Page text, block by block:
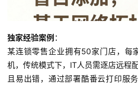
独家经验案例 ：
某连锁零售企业拥有50家门店，每
机，传统模式下，IT人员需逐店远程
且易出错，通过部署酷番云打印服